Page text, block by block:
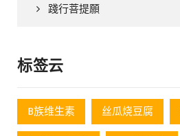
踐行菩提願
标签云
B族维生素 丝瓜烧豆腐